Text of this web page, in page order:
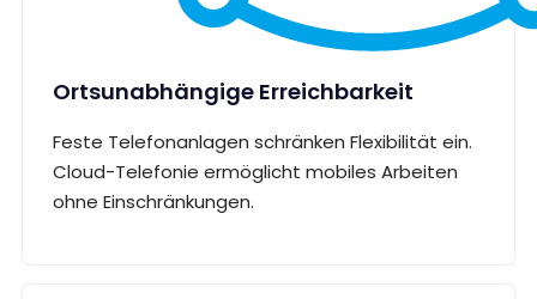
Ortsunabhängige Erreichbarkeit
Feste Telefonanlagen schränken Flexibilität ein.
Cloud-Telefonie ermöglicht mobiles Arbeiten
ohne Einschränkungen.